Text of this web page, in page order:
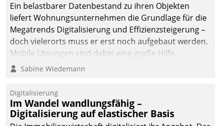
Ein belastbarer Datenbestand zu ihren Objekten
liefert Wohnungsunternehmen die Grundlage für die
Megatrends Digitalisierung und Effizienzsteigerung –
doch vielerorts muss er erst noch aufgebaut werden.
Mobile Lösungen sind dabei eine große Hilfe.
Sabine Wiedemann
Digitalisierung
Im Wandel wandlungsfähig –
Digitalisierung auf elastischer Basis